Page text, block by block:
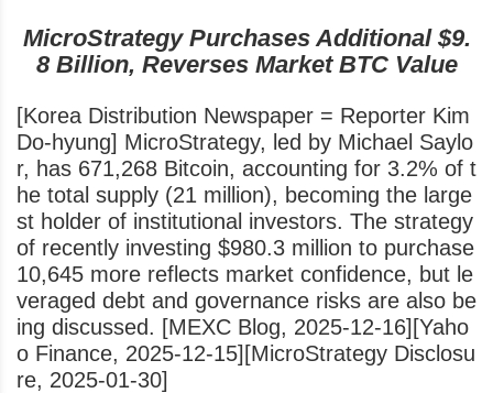
MicroStrategy Purchases Additional $9.
8 Billion, Reverses Market BTC Value
[Korea Distribution Newspaper = Reporter Kim
Do-hyung] MicroStrategy, led by Michael Saylo
r, has 671,268 Bitcoin, accounting for 3.2% of t
he total supply (21 million), becoming the large
st holder of institutional investors. The strategy
of recently investing $980.3 million to purchase
10,645 more reflects market confidence, but le
veraged debt and governance risks are also be
ing discussed. [MEXC Blog, 2025-12-16][Yaho
o Finance, 2025-12-15][MicroStrategy Disclosu
re, 2025-01-30]